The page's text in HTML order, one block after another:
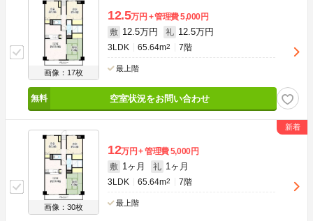
画像：17枚
12.5万円 管理費5,000円
敷 12.5万円 礼 12.5万円
3LDK 65.64m2 7階
最上階
空室状況をお問い合わせ
画像：30枚
12万円 管理費5,000円
敷 1ヶ月 礼 1ヶ月
3LDK 65.64m2 7階
最上階